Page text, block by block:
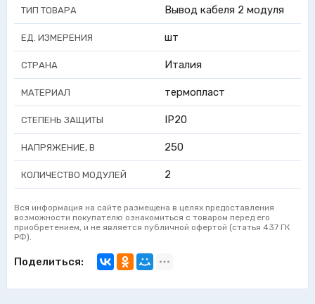
ТИП ТОВАРА Вывод кабеля 2 модуля
ЕД. ИЗМЕРЕНИЯ шт
СТРАНА Италия
МАТЕРИАЛ термопласт
СТЕПЕНЬ ЗАЩИТЫ IP20
НАПРЯЖЕНИЕ, В 250
КОЛИЧЕСТВО МОДУЛЕЙ 2
Вся информация на сайте размещена в целях предоставления
возможности покупателю ознакомиться с товаром перед его
приобретением, и не является публичной офертой (статья 437 ГК
РФ).
Поделиться: